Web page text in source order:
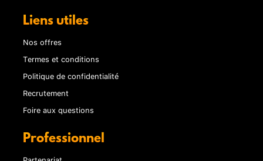
Liens utiles
Nos offres
Termes et conditions
Politique de confidentialité
Recrutement
Foire aux questions
Professionnel